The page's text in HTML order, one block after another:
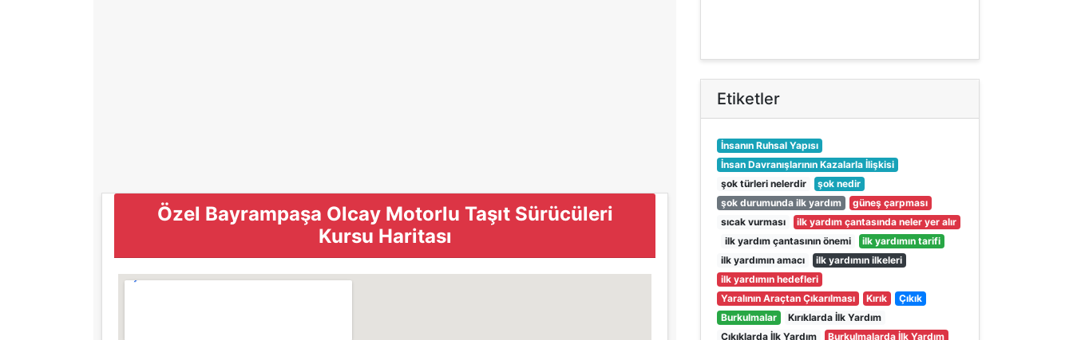
Özel Bayrampaşa Olcay Motorlu Taşıt Sürücüleri
Kursu Haritası
Etiketler
İnsanın Ruhsal Yapısı
İnsan Davranışlarının Kazalarla İlişkisi
şok türleri nelerdir
şok nedir
şok durumunda ilk yardım
güneş çarpması
sıcak vurması
ilk yardım çantasında neler yer alır
ilk yardım çantasının önemi
ilk yardımın tarifi
ilk yardımın amacı
ilk yardımın ilkeleri
ilk yardımın hedefleri
Yaralının Araçtan Çıkarılması
Kırık
Çıkık
Burkulmalar
Kırıklarda İlk Yardım
Çıkıklarda İlk Yardım
Burkulmalarda İlk Yardım